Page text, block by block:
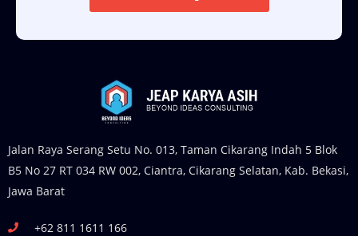
Jalan Raya Serang Setu No. 013, Taman Cikarang Indah 5 Blok
B5 No 27 RT 034 RW 002, Ciantra, Cikarang Selatan, Kab. Bekasi,
Jawa Barat
+62 811 1611 166